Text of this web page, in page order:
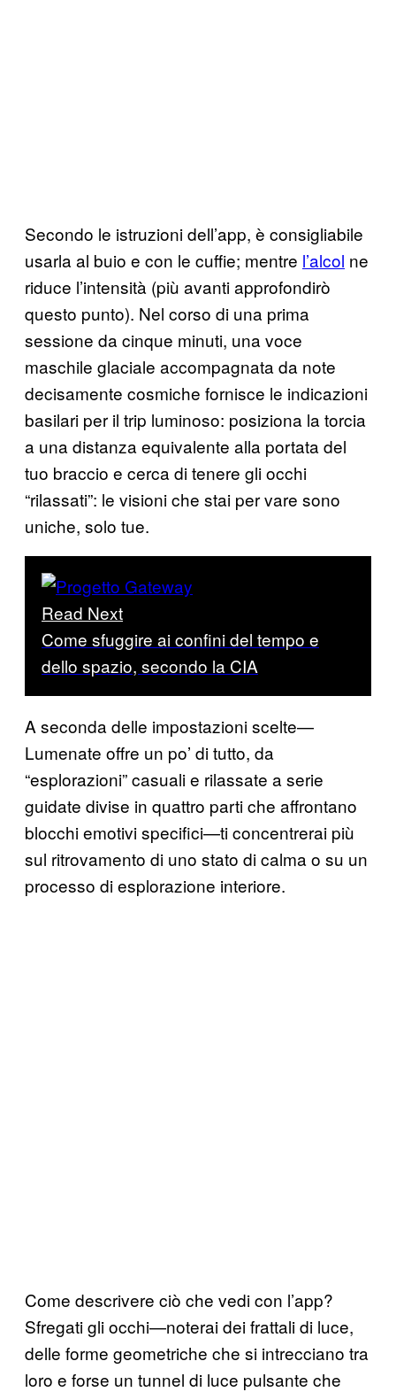
Secondo le istruzioni dell’app, è consigliabile
usarla al buio e con le cuffie; mentre l’alcol ne
riduce l’intensità (più avanti approfondirò
questo punto). Nel corso di una prima
sessione da cinque minuti, una voce
maschile glaciale accompagnata da note
decisamente cosmiche fornisce le indicazioni
basilari per il trip luminoso: posiziona la torcia
a una distanza equivalente alla portata del
tuo braccio e cerca di tenere gli occhi
“rilassati”: le visioni che stai per vare sono
uniche, solo tue.
Read Next
Come sfuggire ai confini del tempo e
dello spazio, secondo la CIA
A seconda delle impostazioni scelte—
Lumenate offre un po’ di tutto, da
“esplorazioni” casuali e rilassate a serie
guidate divise in quattro parti che affrontano
blocchi emotivi specifici—ti concentrerai più
sul ritrovamento di uno stato di calma o su un
processo di esplorazione interiore.
Come descrivere ciò che vedi con l’app?
Sfregati gli occhi—noterai dei frattali di luce,
delle forme geometriche che si intrecciano tra
loro e forse un tunnel di luce pulsante che